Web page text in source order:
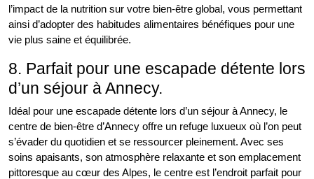
l’impact de la nutrition sur votre bien-être global, vous permettant
ainsi d’adopter des habitudes alimentaires bénéfiques pour une
vie plus saine et équilibrée.
8. Parfait pour une escapade détente lors
d’un séjour à Annecy.
Idéal pour une escapade détente lors d’un séjour à Annecy, le
centre de bien-être d’Annecy offre un refuge luxueux où l’on peut
s’évader du quotidien et se ressourcer pleinement. Avec ses
soins apaisants, son atmosphère relaxante et son emplacement
pittoresque au cœur des Alpes, le centre est l’endroit parfait pour